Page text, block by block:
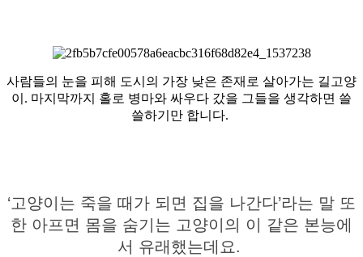
사람들의 눈을 피해 도시의 가장 낮은 존재로 살아가는 길고양
이. 마지막까지 홀로 병마와 싸우다 갔을 그들을 생각하면 쓸
쓸하기만 합니다.
‘고양이는 죽을 때가 되면 집을 나간다’라는 말 또
한 아프면 몸을 숨기는 고양이의 이 같은 본능에
서 유래했는데요.